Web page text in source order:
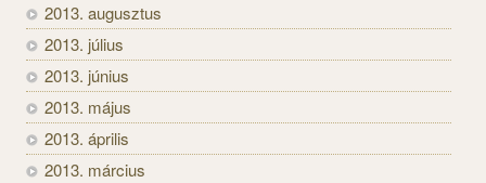
2013. augusztus
2013. július
2013. június
2013. május
2013. április
2013. március